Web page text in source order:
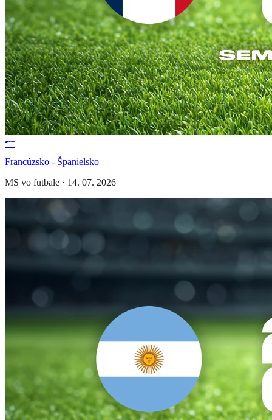
Francúzsko - Španielsko
MS vo futbale · 14. 07. 2026